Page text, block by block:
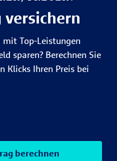
Top-Leistungen
sparen? Berechnen Sie
Klicks Ihren Preis bei
berechnen